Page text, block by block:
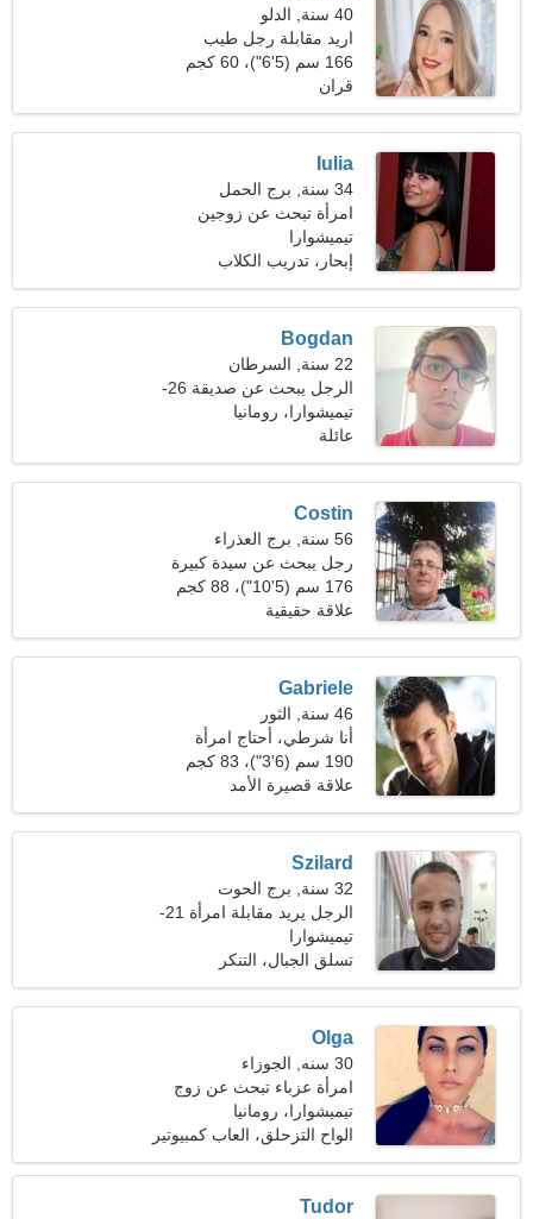
40 سنة, الدلو
اريد مقابلة رجل طيب
166 سم (5'6")، 60 كجم
(132 رطلا)
قران
Iulia
34 سنة, برج الحمل
امرأة تبحث عن زوجين
تيميشوارا
إبحار، تدريب الكلاب
Bogdan
22 سنة, السرطان
الرجل يبحث عن صديقة 26-
31
تيميشوارا، رومانيا
عائلة
Costin
56 سنة, برج العذراء
رجل يبحث عن سيدة كبيرة
176 سم (5'10")، 88 كجم
(194 رطلا)
علاقة حقيقية
Gabriele
46 سنة, الثور
أنا شرطي، أحتاج امرأة
مضحكة
190 سم (6'3")، 83 كجم
(182 رطلا)
علاقة قصيرة الأمد
Szilard
32 سنة, برج الحوت
الرجل يريد مقابلة امرأة 21-
28
تيميشوارا
تسلق الجبال، التنكر
Olga
30 سنه, الجوزاء
امرأة عزباء تبحث عن زوج
تيميشوارا، رومانيا
الواح التزحلق، العاب كمبيوتير
Tudor